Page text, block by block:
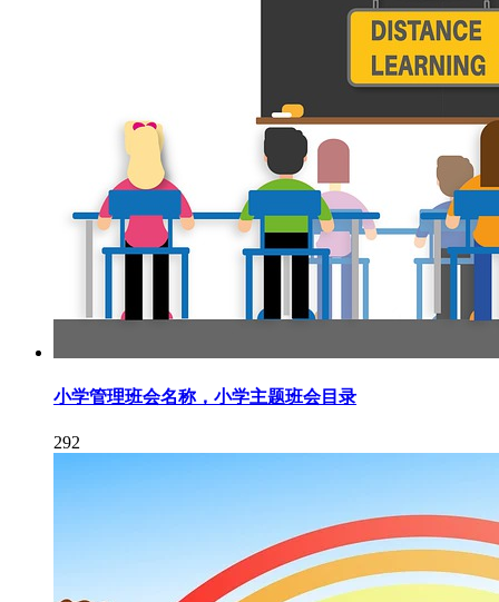
小学管理班会名称，小学主题班会目录
292